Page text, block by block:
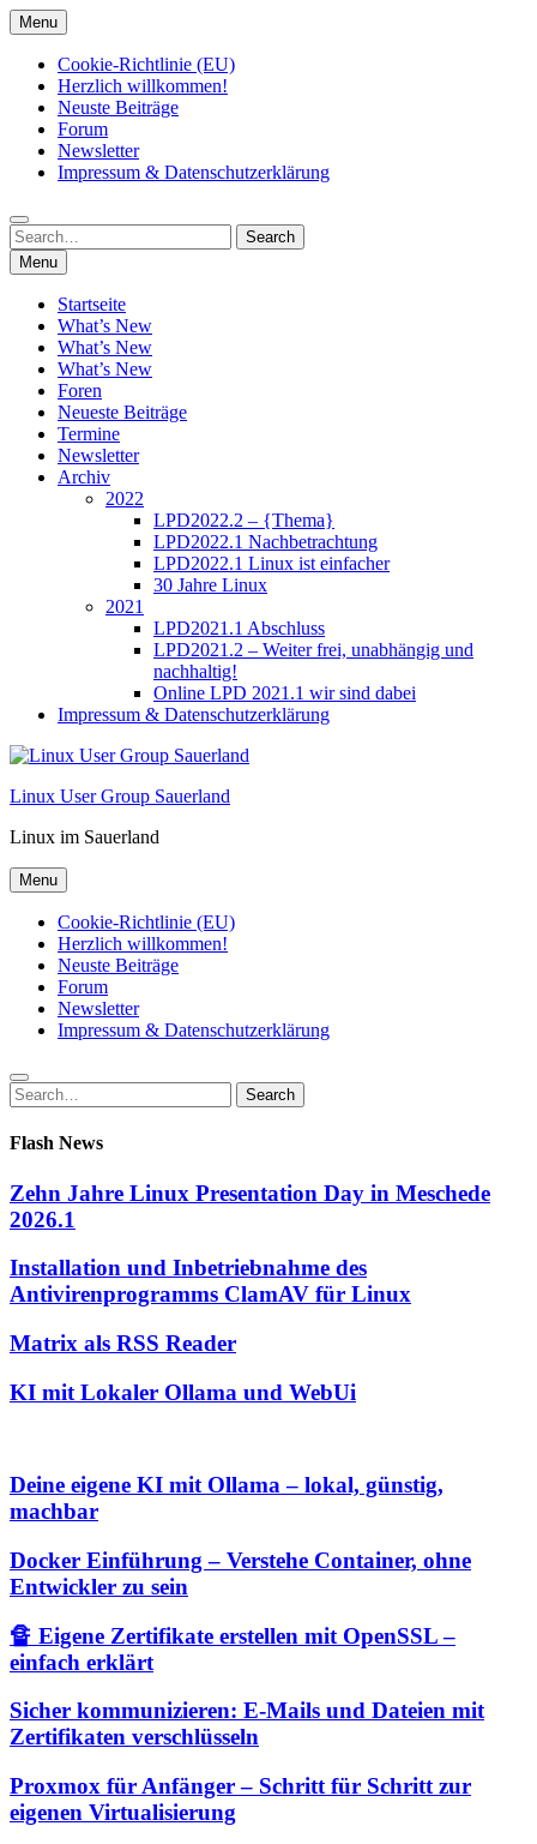
Skip
to
content
Menu
Cookie-Richtlinie (EU)
Herzlich willkommen!
Neuste Beiträge
Forum
Newsletter
Impressum & Datenschutzerklärung
Search
for:
Search
Menu
Startseite
What’s New
What’s New
What’s New
Foren
Neueste Beiträge
Termine
Newsletter
Archiv
2022
LPD2022.2 – {Thema}
LPD2022.1 Nachbetrachtung
LPD2022.1 Linux ist einfacher
30 Jahre Linux
2021
LPD2021.1 Abschluss
LPD2021.2 – Weiter frei, unabhängig und
nachhaltig!
Online LPD 2021.1 wir sind dabei
Impressum & Datenschutzerklärung
Linux User Group Sauerland
Linux im Sauerland
Menu
Cookie-Richtlinie (EU)
Herzlich willkommen!
Neuste Beiträge
Forum
Newsletter
Impressum & Datenschutzerklärung
Search
for:
Search
Flash News
Zehn Jahre Linux Presentation Day in Meschede
2026.1
Installation und Inbetriebnahme des
Antivirenprogramms ClamAV für Linux
Matrix als RSS Reader
KI mit Lokaler Ollama und WebUi
Deine eigene KI mit Ollama – lokal, günstig,
machbar
Docker Einführung – Verstehe Container, ohne
Entwickler zu sein
🔏 Eigene Zertifikate erstellen mit OpenSSL –
einfach erklärt
Sicher kommunizieren: E-Mails und Dateien mit
Zertifikaten verschlüsseln
Proxmox für Anfänger – Schritt für Schritt zur
eigenen Virtualisierung